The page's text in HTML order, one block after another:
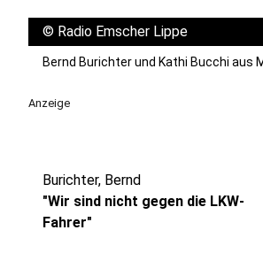
© Radio Emscher Lippe
Bernd Burichter und Kathi Bucchi aus
Anzeige
Burichter, Bernd
"Wir sind nicht gegen die LKW-
Fahrer"